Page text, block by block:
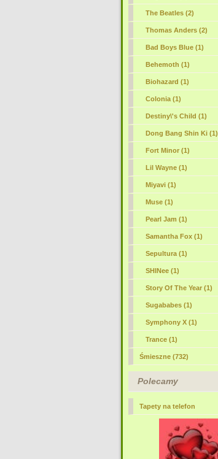
The Beatles (2)
Thomas Anders (2)
Bad Boys Blue (1)
Behemoth (1)
Biohazard (1)
Colonia (1)
Destiny\'s Child (1)
Dong Bang Shin Ki (1)
Fort Minor (1)
Lil Wayne (1)
Miyavi (1)
Muse (1)
Pearl Jam (1)
Samantha Fox (1)
Sepultura (1)
SHINee (1)
Story Of The Year (1)
Sugababes (1)
Symphony X (1)
Trance (1)
Śmieszne (732)
Polecamy
Tapety na telefon